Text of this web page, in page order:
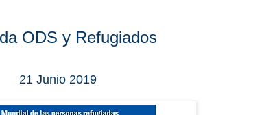
ODS y Refugiados
21 Junio 2019